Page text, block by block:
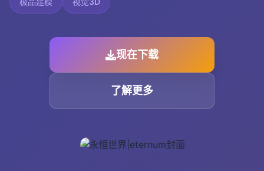
现在下载
了解更多